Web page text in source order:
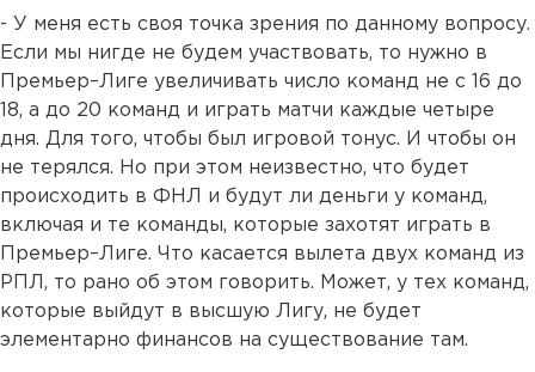
- У меня есть своя точка зрения по данному вопросу.
Если мы нигде не будем участвовать, то нужно в
Премьер–Лиге увеличивать число команд не с 16 до
18, а до 20 команд и играть матчи каждые четыре
дня. Для того, чтобы был игровой тонус. И чтобы он
не терялся. Но при этом неизвестно, что будет
происходить в ФНЛ и будут ли деньги у команд,
включая и те команды, которые захотят играть в
Премьер–Лиге. Что касается вылета двух команд из
РПЛ, то рано об этом говорить. Может, у тех команд,
которые выйдут в высшую Лигу, не будет
элементарно финансов на существование там.